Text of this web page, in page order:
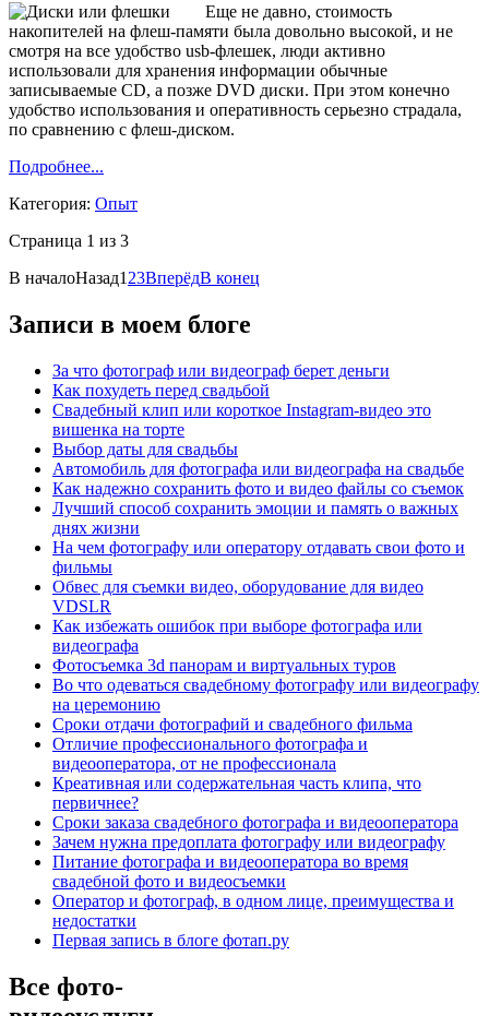
Еще не давно, стоимость
накопителей на флеш-памяти была довольно высокой, и не
смотря на все удобство usb-флешек, люди активно
использовали для хранения информации обычные
записываемые CD, а позже DVD диски. При этом конечно
удобство использования и оперативность серьезно страдала,
по сравнению с флеш-диском.
Подробнее...
Категория: Опыт
Страница 1 из 3
В началоНазад1 23ВперёдВ конец
Записи в моем блоге
За что фотограф или видеограф берет деньги
Как похудеть перед свадьбой
Свадебный клип или короткое Instagram-видео это
вишенка на торте
Выбор даты для свадьбы
Автомобиль для фотографа или видеографа на свадьбе
Как надежно сохранить фото и видео файлы со съемок
Лучший способ сохранить эмоции и память о важных
днях жизни
На чем фотографу или оператору отдавать свои фото и
фильмы
Обвес для съемки видео, оборудование для видео
VDSLR
Как избежать ошибок при выборе фотографа или
видеографа
Фотосъемка 3d панорам и виртуальных туров
Во что одеваться свадебному фотографу или видеографу
на церемонию
Сроки отдачи фотографий и свадебного фильма
Отличие профессионального фотографа и
видеооператора, от не профессионала
Креативная или содержательная часть клипа, что
первичнее?
Сроки заказа свадебного фотографа и видеооператора
Зачем нужна предоплата фотографу или видеографу
Питание фотографа и видеооператора во время
свадебной фото и видеосъемки
Оператор и фотограф, в одном лице, преимущества и
недостатки
Первая запись в блоге фотап.ру
Все фото-